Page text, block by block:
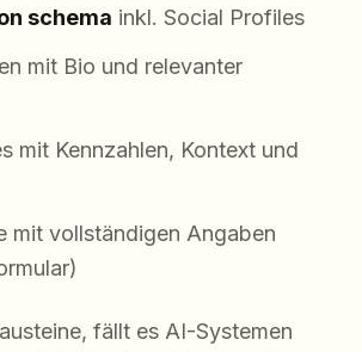
schema inkl. Social Profiles
mit Bio und relevanter
mit Kennzahlen, Kontext und
mit vollständigen Angaben
fällt es AI-Systemen